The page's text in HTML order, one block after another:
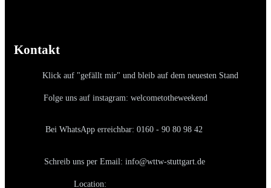
Kontakt
Klick auf "gefällt mir" und bleib auf dem neuesten Stand
Folge uns auf instagram: welcometotheweekend
Bei WhatsApp erreichbar: 0160 - 90 80 98 42
Schreib uns per Email: info@wttw-stuttgart.de
Location: